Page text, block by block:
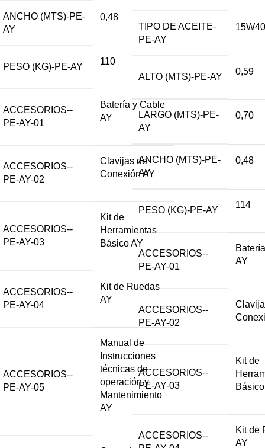
ANCHO (MTS)-PE-
AY
0,48
PESO (KG)-PE-AY
110
ACCESORIOS--
PE-AY-01
Batería y Cable
AY
ACCESORIOS--
PE-AY-02
Clavijas de
Conexión AY
ACCESORIOS--
PE-AY-03
Kit de
Herramientas
Básico AY
ACCESORIOS--
PE-AY-04
Kit de Ruedas
AY
ACCESORIOS--
PE-AY-05
Manual de
Instrucciones
técnicas de
operación y
Mantenimiento
AY
TIPO DE ACEITE-
PE-AY
15W40
ALTO (MTS)-PE-AY
0,59
LARGO (MTS)-PE-
AY
0,70
ANCHO (MTS)-PE-
AY
0,48
PESO (KG)-PE-AY
114
ACCESORIOS--
PE-AY-01
AY
ACCESORIOS--
PE-AY-02
ACCESORIOS--
PE-AY-03
Kit de
ACCESORIOS--
Kit de
AY